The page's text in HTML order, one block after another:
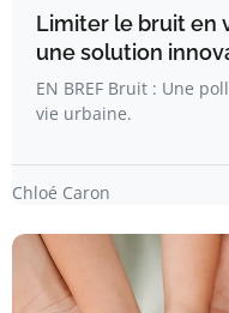
Limiter le bruit en
une solution
EN BREF Bruit : Une
vie urbaine.
Chloé Caron